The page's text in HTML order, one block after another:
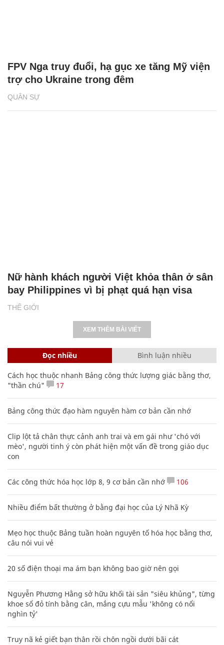
QUÂN SỰ
FPV Nga truy đuổi, hạ gục xe tăng Mỹ viện
trợ cho Ukraine trong đêm
THẾ GIỚI
Nữ hành khách người Việt khỏa thân ở sân
bay Philippines vì bị phạt quá hạn visa
XEM THÊM BÀI VIẾT
Đọc nhiều Bình luận nhiều
Cách học thuộc nhanh Bảng công thức lượng giác bằng thơ,
"thần chú"
17
Bảng công thức đạo hàm nguyên hàm cơ bản cần nhớ
Clip lột tả chân thực cảnh anh trai và em gái như 'chó với
mèo', người tinh ý còn phát hiện một vấn đề trong giáo dục
con
Các công thức hóa học lớp 8, 9 cơ bản cần nhớ 106
Nhiều điểm bất thường ở bằng đại học của Lý Nhã Kỳ
Mẹo học thuộc Bảng tuần hoàn nguyên tố hóa học bằng thơ,
câu nói vui vẻ
20 số điện thoại ma ám bạn không bao giờ nên gọi
Nguyễn Phương Hằng sở hữu khối tài sản "siêu khủng", từng
khoe sổ đỏ tính bằng cân, mắng cựu mẫu 'không có nổi
nghìn tỷ'
Truy nã kẻ giết bạn thân rồi chôn ngồi dưới bãi cát